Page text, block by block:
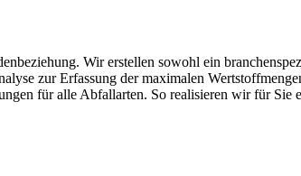
Wir erstellen sowohl ein
zur Erfassung der maximalen
für alle Abfallarten. So realisieren wir für Sie